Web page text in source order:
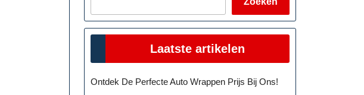
Laatste artikelen
Ontdek De Perfecte Auto Wrappen Prijs Bij Ons!